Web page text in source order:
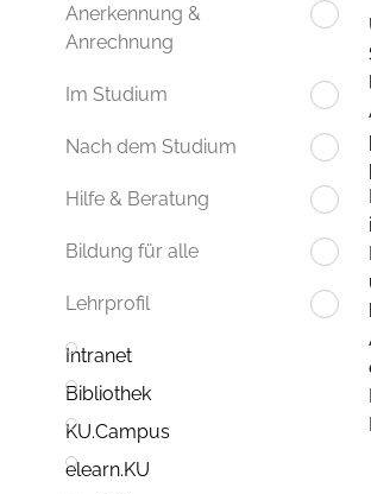
Anerkennung &
Anrechnung
Im Studium
Nach dem Studium
Hilfe & Beratung
Bildung für alle
Lehrprofil
Intranet
Bibliothek
KU.Campus
elearn.KU